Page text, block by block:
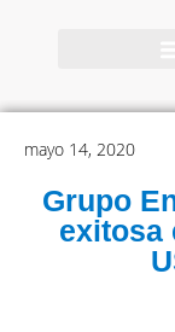
mayo 14, 2020
Grupo
exitosa